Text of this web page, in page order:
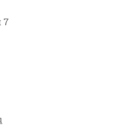
7